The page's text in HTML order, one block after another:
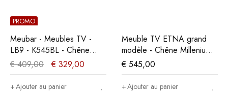
PROMO
Meubar - Meubles TV -
LB9 - K545BL - Chêne
millénaire nature/Noir
élégant - 138x59x49cm
€409,00 € 329,00
Ajouter au panier
Meuble TV ETNA grand
modèle - Chêne Millenium
Gris Clair
€ 545,00
Ajouter au panier